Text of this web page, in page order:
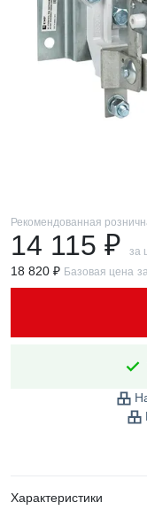
Рекомендованная
14 115 ₽ за
18 820 ₽ Базовая цена
Характеристики